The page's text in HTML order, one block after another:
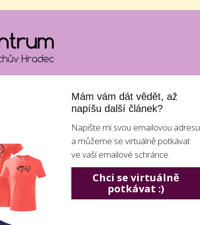
Mám vám dát vědět, až
napíšu další článek?
Napište mi svou emailovou adresu
a můžeme se virtuálně potkávat
ve vaší emailové schránce.
Chci se virtuálně
potkávat :)